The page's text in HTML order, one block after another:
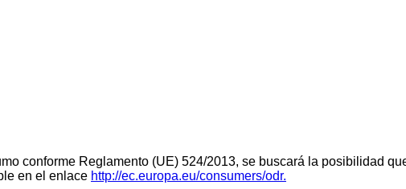
conforme Reglamento (UE) 524/2013, se buscará la posibilidad
en el enlace http://ec.europa.eu/consumers/odr.